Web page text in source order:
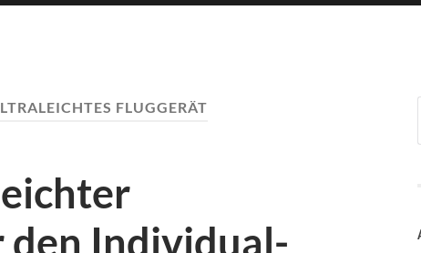
FLUGGERÄT
Individual-